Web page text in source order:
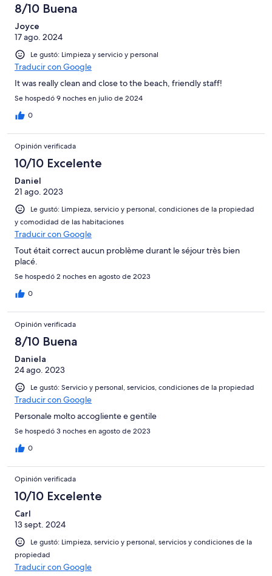
8/10 Buena
Joyce
17 ago. 2024
Le gustó: Limpieza y servicio y personal
Traducir con Google
It was really clean and close to the beach, friendly staff!
Se hospedó 9 noches en julio de 2024
0
Opinión verificada
10/10 Excelente
Daniel
21 ago. 2023
Le gustó: Limpieza, servicio y personal, condiciones de la propiedad
y comodidad de las habitaciones
Traducir con Google
Tout était correct aucun problème durant le séjour très bien
placé.
Se hospedó 2 noches en agosto de 2023
0
Opinión verificada
8/10 Buena
Daniela
24 ago. 2023
Le gustó: Servicio y personal, servicios, condiciones de la propiedad
Traducir con Google
Personale molto accogliente e gentile
Se hospedó 3 noches en agosto de 2023
0
Opinión verificada
10/10 Excelente
Carl
13 sept. 2024
Le gustó: Limpieza, servicio y personal, servicios y condiciones de la
propiedad
Traducir con Google